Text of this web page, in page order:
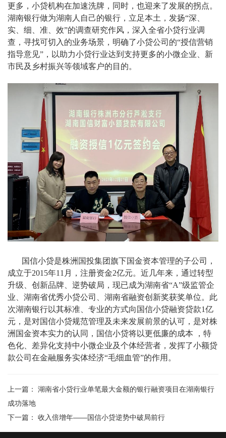
更多，小贷机构在加速洗牌，同时，也迎来了发展的拐点。
湖南银行做为湖南人自己的银行，立足本土，发扬“深、
实、细、准、效”的调查研究作风，深入全省小贷行业调
查，寻找可切入的业务场景，明确了小贷公司的“授信营销
指导意见”，以助力小贷行业达到支持更多的小微企业、新
市民及乡村振兴等领域客户的目的。
国信小贷是株洲 国投集团旗下国金资本管理的子公司，
成立于2015年11月，注册资金2亿元。近几年来，通过转型
升级、创新品牌、逆势破局，现已成为湖南省“A”级监管企
业、湖南省优秀小贷公司、湖南省融资创新奖获奖单位。此
次湖南银行以其标准、专业的方式向国信小贷融资贷款1亿
元，是对国信小贷规范管理及未来发展前景的认可，是对株
洲国金资本实力的认同，国信小贷将以更低廉的成本 ，特
色化、差异化支持中小微企业及个体经营者，发挥了小额贷
款公司在金融服务实体经济“毛细血管”的作用。
上一篇： 湖南省小贷行业单笔最大金额的银行融资项目在湖南银行
成功落地
下一篇： 收入倍增年——国信小贷逆势中破局前行